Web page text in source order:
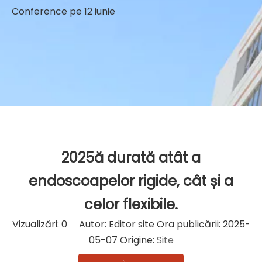
Conference pe 12 iunie
2025ă durată atât a
endoscoapelor rigide, cât și a
celor flexibile.
Vizualizări: 0Autor: Editor site Ora publicării: 2025-
05-07 Origine: Site